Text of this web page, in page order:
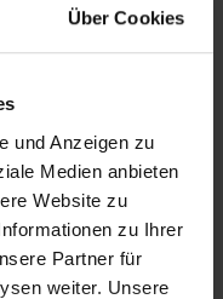
Über Cookies
und Anzeigen zu
Medien anbieten
Website zu
zu Ihrer
Partner für
weiter. Unsere
have time to
continuing with